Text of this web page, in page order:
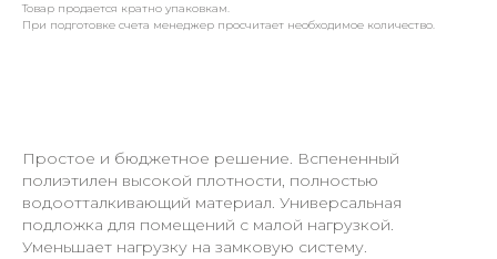
Товар продается кратно упаковкам.
При подготовке счета менеджер просчитает необходимое количество.
Простое и бюджетное решение. Вспененный
полиэтилен высокой плотности, полностью
водоотталкивающий материал. Универсальная
подложка для помещений с малой нагрузкой.
Уменьшает нагрузку на замковую систему.